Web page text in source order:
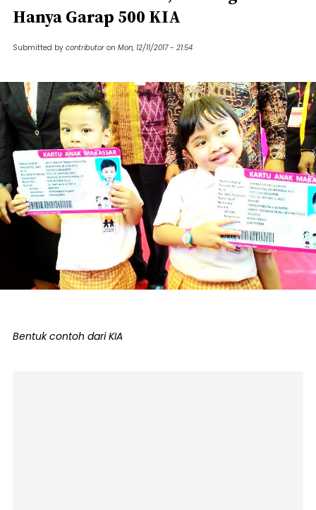
Hanya Garap 500 KIA
Submitted by contributor on Mon, 12/11/2017 - 21:54
Bentuk contoh dari KIA